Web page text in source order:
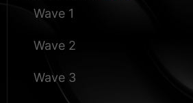
Wave 1
Wave 2
Wave 3